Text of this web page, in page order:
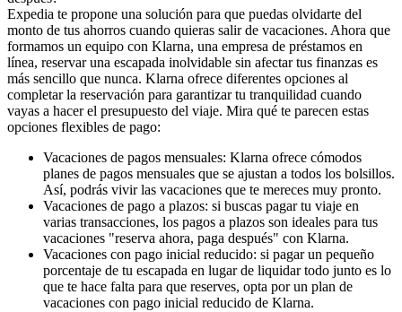
Expedia te propone una solución para que puedas olvidarte del
monto de tus ahorros cuando quieras salir de vacaciones. Ahora que
formamos un equipo con Klarna, una empresa de préstamos en
línea, reservar una escapada inolvidable sin afectar tus finanzas es
más sencillo que nunca. Klarna ofrece diferentes opciones al
completar la reservación para garantizar tu tranquilidad cuando
vayas a hacer el presupuesto del viaje. Mira qué te parecen estas
opciones flexibles de pago:
Vacaciones de pagos mensuales: Klarna ofrece cómodos
planes de pagos mensuales que se ajustan a todos los bolsillos.
Así, podrás vivir las vacaciones que te mereces muy pronto.
Vacaciones de pago a plazos: si buscas pagar tu viaje en
varias transacciones, los pagos a plazos son ideales para tus
vacaciones "reserva ahora, paga después" con Klarna.
Vacaciones con pago inicial reducido: si pagar un pequeño
porcentaje de tu escapada en lugar de liquidar todo junto es lo
que te hace falta para que reserves, opta por un plan de
vacaciones con pago inicial reducido de Klarna.